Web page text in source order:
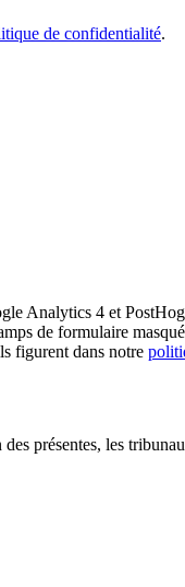
de confidentialité.
Analytics 4 et
de formulaire
figurent dans notre
présentes, les